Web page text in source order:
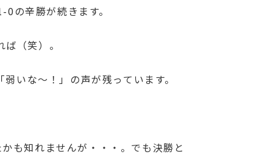
の辛勝が続きます。
（笑）。
いな～！」の声が残っています。
も知れませんが・・・。でも決勝と